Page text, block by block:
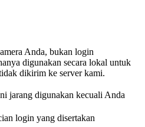
Anda, bukan login
digunakan secara lokal untuk
dikirim ke server kami.
jarang digunakan kecuali Anda
login yang disertakan